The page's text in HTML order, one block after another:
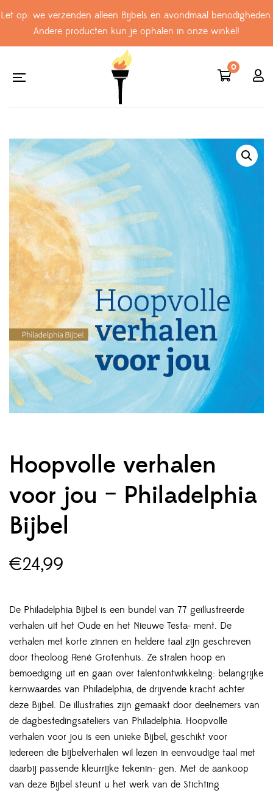
Let op: we verzenden alleen Bijbels en avondmaal benodigheden.
Andere producten kun je ophalen in onze winkel!
0
Hoopvolle verhalen
voor jou – Philadelphia
Bijbel
€24,99
De Philadelphia Bijbel is een bundel van 77 geïllustreerde
verhalen uit het Oude en het Nieuwe Testa- ment. De
verhalen met korte zinnen en heldere taal zijn geschreven
door theoloog René Grotenhuis. Ze stralen hoop en
bemoediging uit en gaan over talentontwikkeling: belangrijke
kernwaardes van Philadelphia, de drijvende kracht achter
deze Bijbel. De illustraties zijn gemaakt door deelnemers van
de dagbestedingsateliers van Philadelphia. Hoopvolle
verhalen voor jou is een unieke Bijbel, geschikt voor
iedereen die bijbelverhalen wil lezen in eenvoudige taal met
daarbij passende kleurrijke tekenin- gen. Met de aankoop
van deze Bijbel steunt u het werk van de Stichting